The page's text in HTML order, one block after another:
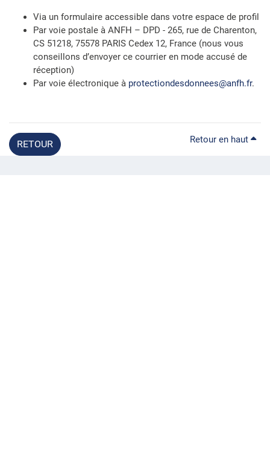
Via un formulaire accessible dans votre espace de profil
Par voie postale à ANFH – DPD - 265, rue de Charenton,
CS 51218, 75578 PARIS Cedex 12, France (nous vous
conseillons d’envoyer ce courrier en mode accusé de
réception)
Par voie électronique à protectiondesdonnees@anfh.fr.
RETOUR Retour en haut